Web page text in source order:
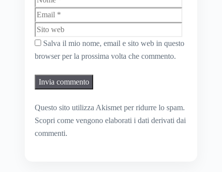
Salva il mio nome, email e sito web in questo
browser per la prossima volta che commento.
Questo sito utilizza Akismet per ridurre lo spam.
Scopri come vengono elaborati i dati derivati dai
commenti.